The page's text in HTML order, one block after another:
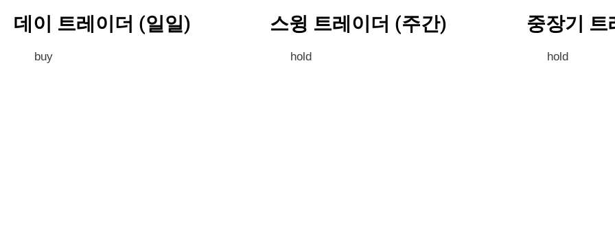
데이 트레이더 (일일)
buy
스윙 트레이더 (주간)
hold
중장기 트
hold